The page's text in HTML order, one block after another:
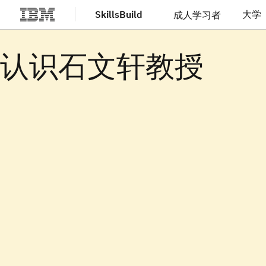
跳转至主要内容 SkillsBuild 成人学习者 大学
认识石文轩教授